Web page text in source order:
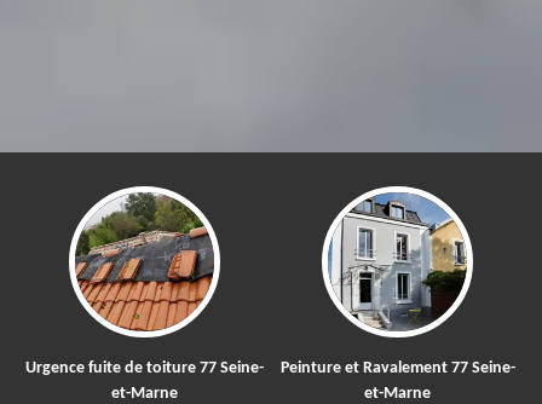
fuite de toiture 77 Seine-
et-Marne
Peinture et Ravalement 77 Seine-
et-Marne